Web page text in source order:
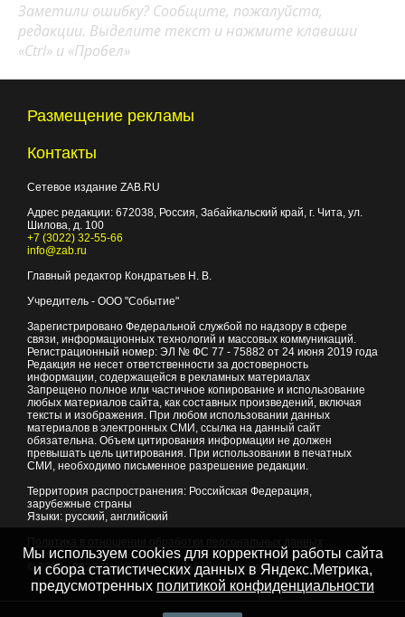
Заметили ошибку? Сообщите, пожалуйста,
редакции. Выделите текст и нажмите клавиши
«Ctrl» и «Пробел»
Размещение рекламы
Контакты
Сетевое издание ZAB.RU
Адрес редакции: 672038, Россия, Забайкальский край, г. Чита, ул.
Шилова, д. 100
+7 (3022) 32-55-66
info@zab.ru
Главный редактор Кондратьев Н. В.
Учредитель - ООО "Событие"
Зарегистрировано Федеральной службой по надзору в сфере
связи, информационных технологий и массовых коммуникаций.
Регистрационный номер: ЭЛ № ФС 77 - 75882 от 24 июня 2019 года
Редакция не несет ответственности за достоверность
информации, содержащейся в рекламных материалах
Запрещено полное или частичное копирование и использование
любых материалов сайта, как составных произведений, включая
тексты и изображения. При любом использовании данных
материалов в электронных СМИ, ссылка на данный сайт
обязательна. Объем цитирования информации не должен
превышать цель цитирования. При использовании в печатных
СМИ, необходимо письменное разрешение редакции.
Территория распространения: Российская Федерация,
зарубежные страны
Языки: русский, английский
© 2007 - 2026Портал Читы и Забайкальского края
Мы используем cookies для корректной работы сайта
и сбора статистических данных в Яндекс.Метрика,
предусмотренных политикой конфиденциальности